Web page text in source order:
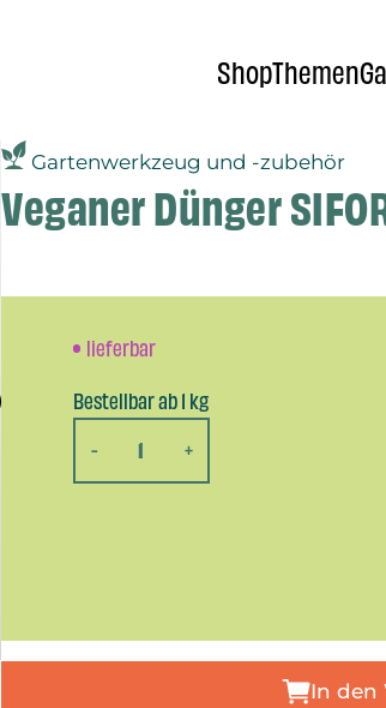
ShopThemen
Gartenwerkzeug und -zubehör
Veganer Dünger
lieferbar
Bestellbar ab 1 kg
-
+
In den